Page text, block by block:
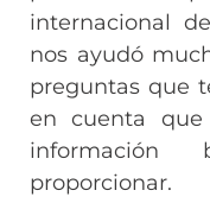
internacional
nos ayudó
preguntas que
en cuenta
información
proporcionar.